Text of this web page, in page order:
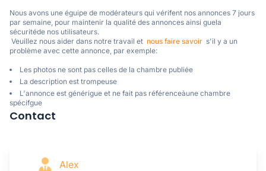
Nous avons une éguipe de modérateurs qui vérifent nos annonces 7 jours
par semaine, pour maintenir la qualité des annonces ainsi guela
sécuritéde nos utilisateurs.
Veuillez nous aider dans notre travail et nous faire savoir
  s'il y a un
problème avec cette annonce, par exemple:
Les photos ne sont pas celles de la chambre publiée
La description est trompeuse
L'annonce est générigue et ne fait pas référenceàune chambre
spécifgue
Contact
Alex